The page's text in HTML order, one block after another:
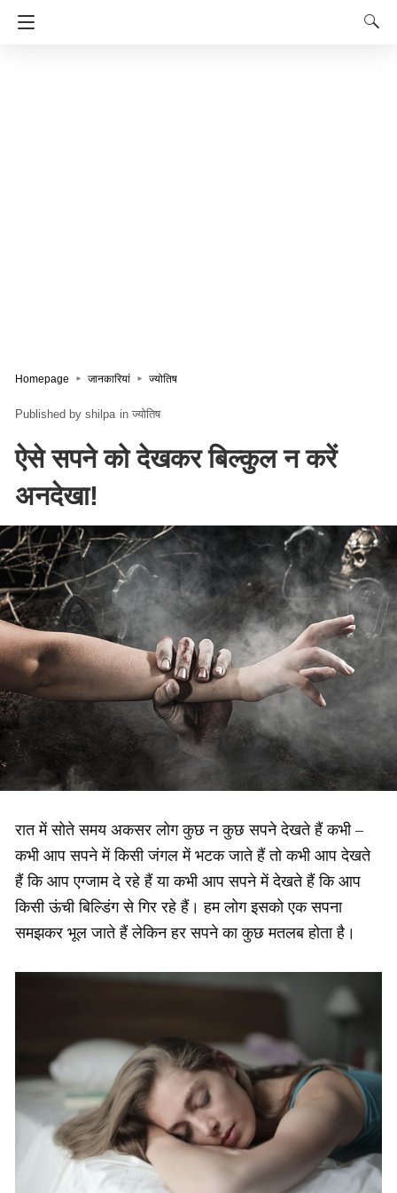
Homepage जानकारियां ज्योतिष
shilpa in ज्योतिष
ऐसे सपने को देखकर बिल्कुल न करें
अनदेखा!
रात में सोते समय अकसर लोग कुछ न कुछ सपने देखते हैं कभी –
कभी आप सपने में किसी जंगल में भटक जाते हैं तो कभी आप देखते
हैं कि आप एग्जाम दे रहे हैं या कभी आप सपने में देखते हैं कि आप
किसी ऊंची बिल्डिंग से गिर रहे हैं। हम लोग इसको एक सपना
समझकर भूल जाते हैं लेकिन हर सपने का कुछ मतलब होता है।